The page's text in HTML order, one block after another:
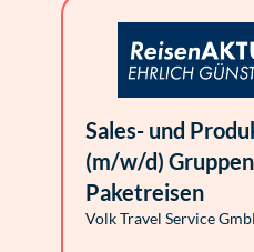
Sales- und
(m/w/d)
Paketreisen
Volk Travel Service